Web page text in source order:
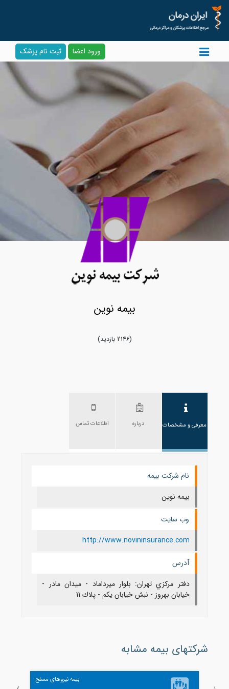
ورود اعضا ثبت نام پزشک
بیمه نوین
(2146 بازدید)
معرفی و مشخصات درباره اطلاعات تماس
نام شرکت بیمه
بیمه نوین
وب سایت
http://www.novininsurance.com
آدرس
دفتر مركزي تهران: بلوار ميرداماد - ميدان مادر -
خيابان بهروز - نبش خيابان يكم - پلاك 11
شرکتهای بیمه مشابه
بیمه نیروهای مسلح